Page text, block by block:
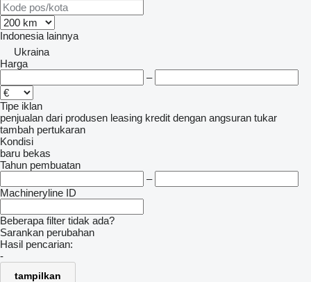
Indonesia lainnya
Ukraina
Harga
–
Tipe iklan
penjualan dari produsen leasing kredit dengan angsuran tukar
tambah pertukaran
Kondisi
baru bekas
Tahun pembuatan
–
Machineryline ID
Beberapa filter tidak ada?
Sarankan perubahan
Hasil pencarian:
-
tampilkan